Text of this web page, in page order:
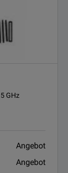
GHz
Angebot
Angebot